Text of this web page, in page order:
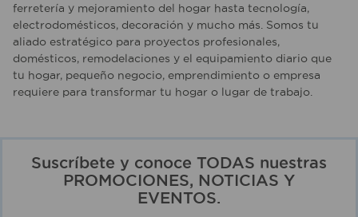
ferretería y mejoramiento del hogar hasta tecnología,
electrodomésticos, decoración y mucho más. Somos tu
aliado estratégico para proyectos profesionales,
domésticos, remodelaciones y el equipamiento diario que
tu hogar, pequeño negocio, emprendimiento o empresa
requiere para transformar tu hogar o lugar de trabajo.
Suscríbete y conoce TODAS nuestras
PROMOCIONES, NOTICIAS Y
EVENTOS.